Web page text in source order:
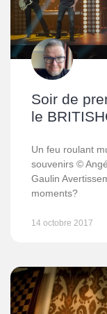
Soir de
le
Un feu roulant
souvenirs ©
Gaulin
moments?
14 octobre 2017